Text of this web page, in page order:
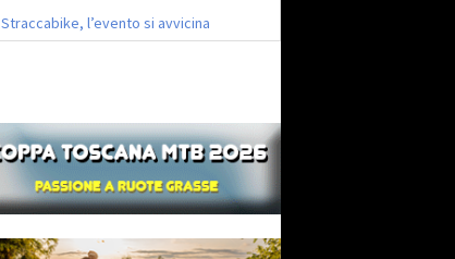
Straccabike, l’evento si avvicina